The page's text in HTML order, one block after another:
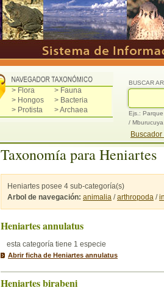
> Flora
> Fauna
> Hongos
> Bacteria
> Protista
> Archaea
BUSCAR
Ejs.:
/ Mburucuya
Taxonomía para Heniartes
Heniartes posee 4 sub-categoría(s)
Arbol de navegación: animalia /arthropoda /
Heniartes annulatus
esta categoría tiene 1 especie
Abrir ficha de Heniartes annulatus
Heniartes birabeni